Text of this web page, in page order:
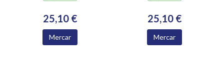
25,10 €
Mercar
25,10 €
Mercar